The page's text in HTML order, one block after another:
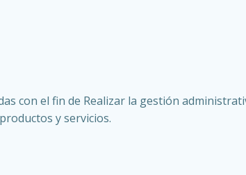
con el fin de Realizar la gestión
y servicios.